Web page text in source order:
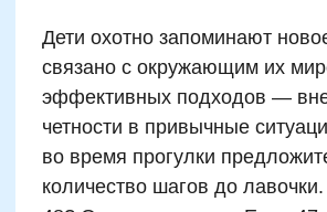
полагаться только на деление в столбик.
Некоторые дети начинают делить число на
два и останавливаются, если не видят
аккуратного результата. Но для четных и
нечетных чисел таблицу умножения знать не
делении на 2 остается остаток — число
нечетное. В этом помогает игра на «остаток»